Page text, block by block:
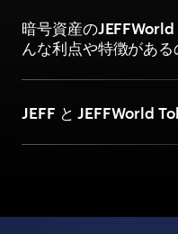
暗号資産の
んな利点や特徴がある
JEFF と JEFFWorld